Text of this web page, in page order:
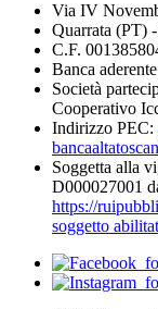
Via IV
Quarrata (PT)
C.F.
Banca
Società
Cooperativo
Indirizzo PEC:
Soggetta alla
D000027001
https://
soggetto